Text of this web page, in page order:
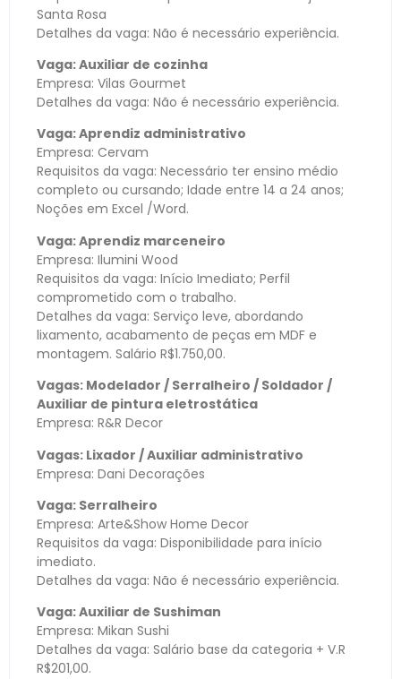
Santa Rosa
Detalhes da vaga: Não é necessário experiência.
Vaga: Auxiliar de cozinha
Empresa: Vilas Gourmet
Detalhes da vaga: Não é necessário experiência.
Vaga: Aprendiz administrativo
Empresa: Cervam
Requisitos da vaga: Necessário ter ensino médio
completo ou cursando; Idade entre 14 a 24 anos;
Noções em Excel /Word.
Vaga: Aprendiz marceneiro
Empresa: Ilumini Wood
Requisitos da vaga: Início Imediato; Perfil
comprometido com o trabalho.
Detalhes da vaga: Serviço leve, abordando
lixamento, acabamento de peças em MDF e
montagem. Salário R$1.750,00.
Vagas: Modelador / Serralheiro / Soldador /
Auxiliar de pintura eletrostática
Empresa: R&R Decor
Vagas: Lixador / Auxiliar administrativo
Empresa: Dani Decorações
Vaga: Serralheiro
Empresa: Arte&Show Home Decor
Requisitos da vaga: Disponibilidade para início
imediato.
Detalhes da vaga: Não é necessário experiência.
Vaga: Auxiliar de Sushiman
Empresa: Mikan Sushi
Detalhes da vaga: Salário base da categoria + V.R
R$201,00.